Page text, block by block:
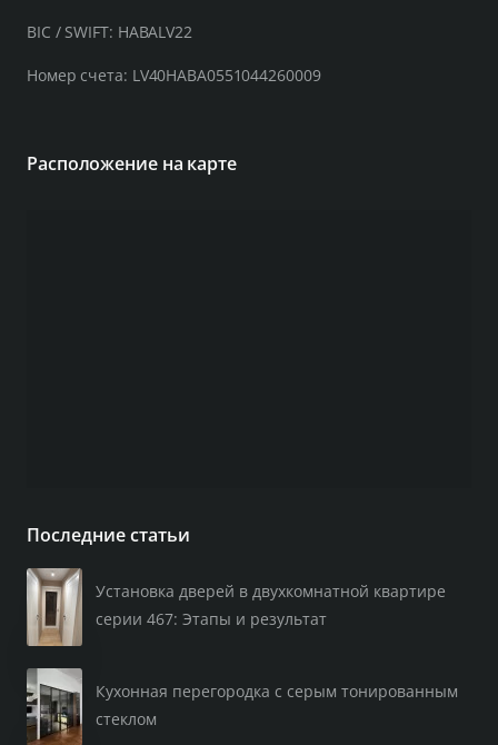
BIC / SWIFT: HABALV22
Номер счета: LV40HABA0551044260009
Расположение на карте
Последние статьи
Установка дверей в двухкомнатной квартире
серии 467: Этапы и результат
Кухонная перегородка с серым тонированным
стеклом